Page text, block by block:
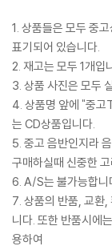
1. 상품들은 모두 중
표기되어 있습니다.
2. 재고는 모두 1개입
3. 상품 사진은 모두
4. 상품명 앞에 "중
는 CD상품입니다.
5. 중고 음반인지라
구매하실때 신중한
6. A/S는 불가능합니
7. 상품의 반품, 교환,
니다. 또한 반품시에
용하여